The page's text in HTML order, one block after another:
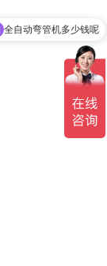
全自动弯管机多少钱呢